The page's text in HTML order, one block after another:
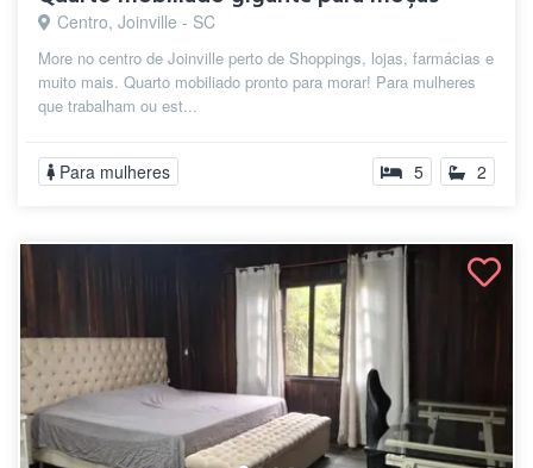
Centro, Joinville - SC
More no centro de Joinville perto de Shoppings, lojas, farmácias e
muito mais. Quarto mobiliado pronto para morar! Para mulheres
que trabalham ou est...
Para mulheres 5 2